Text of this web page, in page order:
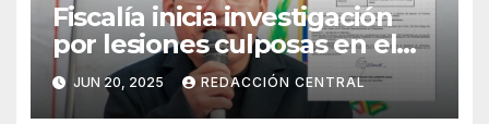
Fiscalía inicia investigación
por lesiones culposas en el
caso del gobernador
chuquisaqueño Damián
JUN 20, 2025 REDACCIÓN CENTRAL